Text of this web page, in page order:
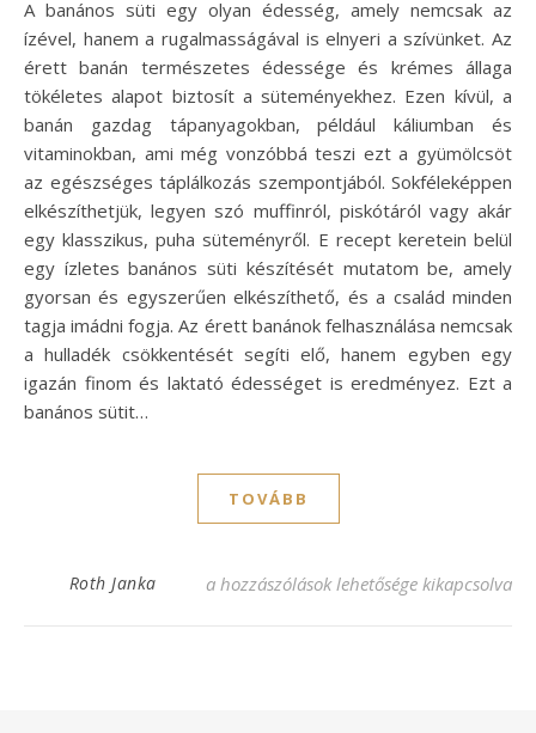
A banános süti egy olyan édesség, amely nemcsak az
ízével, hanem a rugalmasságával is elnyeri a szívünket. Az
érett banán természetes édessége és krémes állaga
tökéletes alapot biztosít a süteményekhez. Ezen kívül, a
banán gazdag tápanyagokban, például káliumban és
vitaminokban, ami még vonzóbbá teszi ezt a gyümölcsöt
az egészséges táplálkozás szempontjából. Sokféleképpen
elkészíthetjük, legyen szó muffinról, piskótáról vagy akár
egy klasszikus, puha süteményről. E recept keretein belül
egy ízletes banános süti készítését mutatom be, amely
gyorsan és egyszerűen elkészíthető, és a család minden
tagja imádni fogja. Az érett banánok felhasználása nemcsak
a hulladék csökkentését segíti elő, hanem egyben egy
igazán finom és laktató édességet is eredményez. Ezt a
banános sütit…
TOVÁBB
Roth Janka Ínycsiklandó banános süti recept, ami
a hozzászólások lehetősége kikapcsolva